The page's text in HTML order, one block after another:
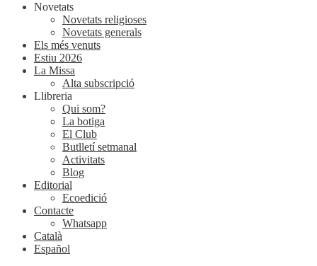
Novetats
Novetats religioses
Novetats generals
Els més venuts
Estiu 2026
La Missa
Alta subscripció
Llibreria
Qui som?
La botiga
El Club
Butlletí setmanal
Activitats
Blog
Editorial
Ecoedició
Contacte
Whatsapp
Català
Español